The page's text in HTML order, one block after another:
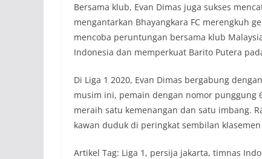
Bersama klub, Evan Dimas juga sukses
mengantarkan Bhayangkara FC merengkuh
mencoba peruntungan bersama klub
Indonesia dan memperkuat Barito Putera
Di Liga 1 2020, Evan Dimas bergabung
musim ini, pemain dengan nomor
meraih satu kemenangan dan satu imbang.
kawan duduk di peringkat sembilan
Artikel Tag: Liga 1, persija jakarta, timnas